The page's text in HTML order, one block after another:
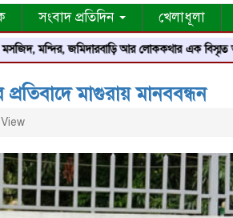
সংবাদ প্রতিদিন খেলাধূলা
জমিদারবাড়ি আর লোককথার এক বিস্মৃত ভূখণ্ড
মাগুরায় মানববন্ধন